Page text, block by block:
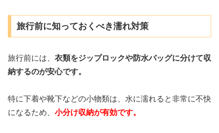
旅行前に知っておくべき濡れ対策
旅行前には、 衣類をジップロックや防水バッグに分けて収
納するのが安心です。
特に下着や靴下などの小物類は、水に濡れると非常に不快
になるため、 小分け収納が有効です。